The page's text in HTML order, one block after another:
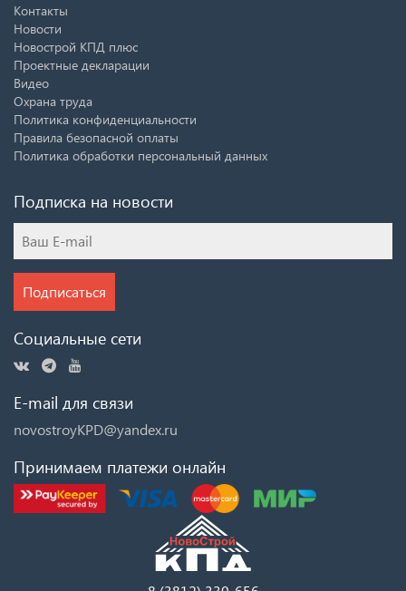
Контакты
Новости
Новострой КПД плюс
Проектные декларации
Видео
Охрана труда
Политика конфиденциальности
Правила безопасной оплаты
Политика обработки персональный данных
Подписка на новости
Подписаться
Социальные сети
E-mail для связи
novostroyKPD@yandex.ru
Принимаем платежи онлайн